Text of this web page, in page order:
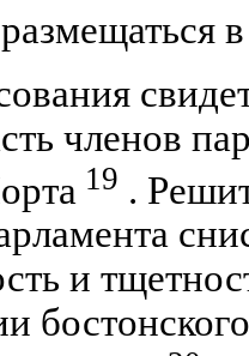
членов
19 .
и